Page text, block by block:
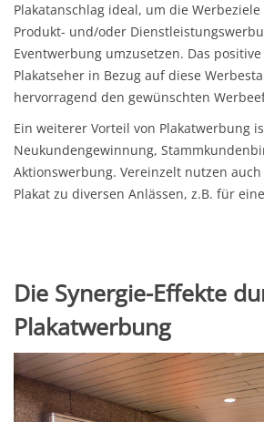
Plakatanschlag ideal, um die
Produkt- und/oder
Eventwerbung umzusetzen. Das
Plakatseher in Bezug auf diese
hervorragend den gewünschten
Ein weiterer Vorteil von Plakatwerbung
Neukundengewinnung,
Aktionswerbung. Vereinzelt nutzen
Plakat zu diversen Anlässen, z.B. für
Die Synergie-Effekte
Plakatwerbung